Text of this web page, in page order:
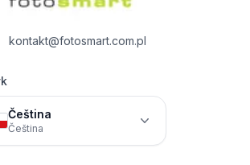
kontakt@fotosmart.com.pl
Čeština
Čeština